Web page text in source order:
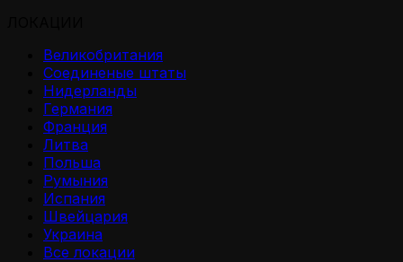
Великобритания
Соединеные штаты
Нидерланды
Германия
Франция
Литва
Польша
Румыния
Испания
Швейцария
Украина
Все локации